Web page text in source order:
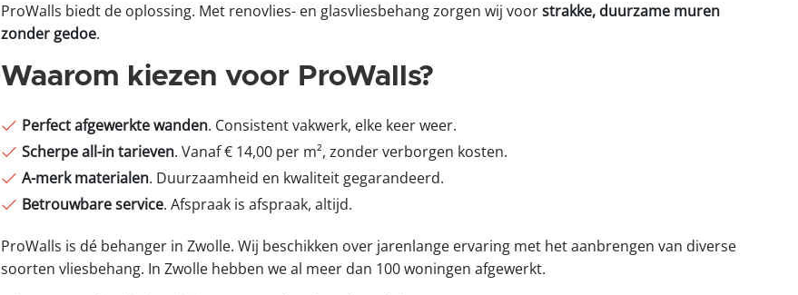
ProWalls biedt de oplossing. Met renovlies- en glasvliesbehang zorgen wij voorstrakke, duurzame muren
zonder gedoe.
Waarom kiezen voor ProWalls?
Perfect afgewerkte wanden. Consistent vakwerk, elke keer weer.
Scherpe all-in tarieven. Vanaf € 14,00 per m², zonder verborgen kosten.
A-merk materialen. Duurzaamheid en kwaliteit gegarandeerd.
Betrouwbare service. Afspraak is afspraak, altijd.
ProWalls is dé behanger in Zwolle. Wij beschikken over jarenlange ervaring met het aanbrengen van diverse
soorten vliesbehang. In Zwolle hebben we al meer dan 100 woningen afgewerkt.